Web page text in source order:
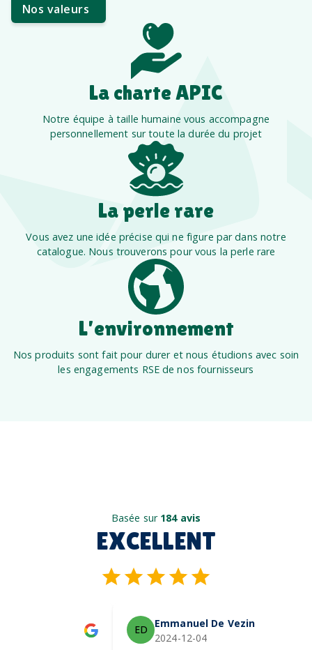
Nos valeurs
La charte APIC
Notre équipe à taille humaine vous accompagne
personnellement sur toute la durée du projet
La perle rare
Vous avez une idée précise qui ne figure par dans notre
catalogue. Nous trouverons pour vous la perle rare
L’environnement
Nos produits sont fait pour durer et nous étudions avec soin
les engagements RSE de nos fournisseurs
Basée sur 184 avis
EXCELLENT
Emmanuel De Vezin
2024-12-04